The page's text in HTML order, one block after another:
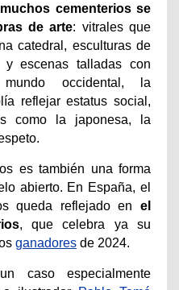
cementerios se
de arte: vitrales que
catedral, esculturas de
y escenas talladas con
occidental, la
reflejar estatus social,
como la japonesa, la
es también una forma
abierto. En España, el
queda reflejado en el
, que celebra ya su
ganadores de 2024.
caso especialmente